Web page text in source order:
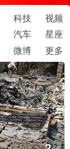
科技
视频
汽车
星座
微博 更多